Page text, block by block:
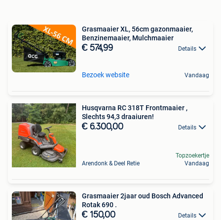
Grasmaaier XL, 56cm gazonmaaier,
Benzinemaaier, Mulchmaaier
€ 574,99 Details
Bezoek website Vandaag
Husqvarna RC 318T Frontmaaier ,
Slechts 94,3 draaiuren!
€ 6.300,00 Details
Arendonk & Deel Retie
Topzoekertje
Vandaag
Grasmaaier 2jaar oud Bosch Advanced
Rotak 690 .
€ 150,00 Details